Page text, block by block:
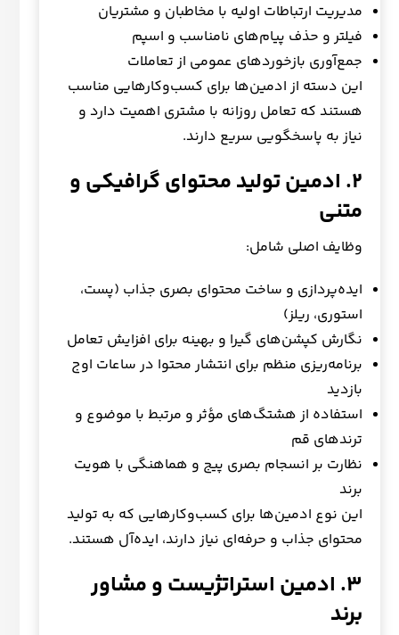
مدیریت ارتباطات اولیه با مخاطبان و مشتریان
فیلتر و حذف پیام‌های نامناسب و اسپم
جمع‌آوری بازخوردهای عمومی از تعاملات
این دسته از ادمین‌ها برای کسب‌وکارهایی مناسب
هستند که تعامل روزانه با مشتری اهمیت دارد و
نیاز به پاسخگویی سریع دارند.
۲. ادمین تولید محتوای گرافیکی و
متنی
وظایف اصلی شامل:
ایده‌پردازی و ساخت محتوای بصری جذاب (پست،
استوری، ریلز)
نگارش کپشن‌های گیرا و بهینه برای افزایش تعامل
برنامه‌ریزی منظم برای انتشار محتوا در ساعات اوج
بازدید
استفاده از هشتگ‌های مؤثر و مرتبط با موضوع و
ترندهای قم
نظارت بر انسجام بصری پیج و هماهنگی با هویت
برند
این نوع ادمین‌ها برای کسب‌وکارهایی که به تولید
محتوای جذاب و حرفه‌ای نیاز دارند، ایده‌آل هستند.
۳. ادمین استراتژیست و مشاور
برند